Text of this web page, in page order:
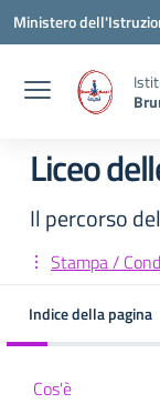
Vai ai contenuti
Vai al menu di
Vai al footer
Ministero
Liceo
Il percorso
Stampa /
Indice della pagina
Cos'è